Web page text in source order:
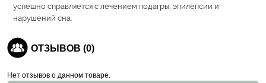
успешно справляется с лечением подагры, эпилепсии и
нарушений сна.
ОТЗЫВОВ (0)
Нет отзывов о данном товаре.